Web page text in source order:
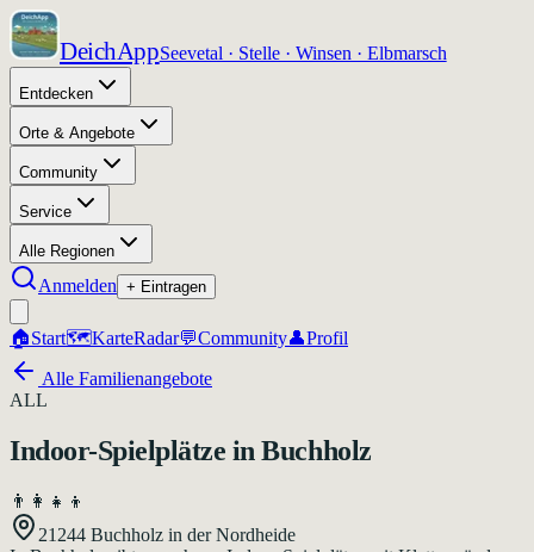
DeichAppSeevetal · Stelle · Winsen · Elbmarsch
Entdecken
Orte & Angebote
Community
Service
Alle Regionen
Anmelden + Eintragen
🏠Start🗺️KarteRadar💬Community👤Profil
Alle Familienangebote
ALL
Indoor-Spielplätze in Buchholz
👨‍👩‍👧‍👦
21244 Buchholz in der Nordheide